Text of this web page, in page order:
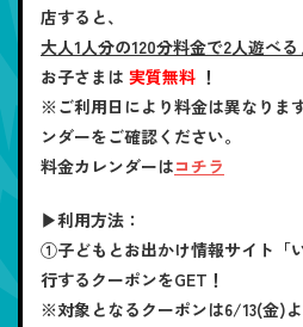
店すると、
大人1人分の120分料金で2人遊べ
お子さまは 実質無料 ！
※ご利用日により料金は異なりま
ンダーをご確認ください。
料金カレンダーはコチラ
▶利用方法：
①子どもとお出かけ情報サイト「
行するクーポンをGET！
※対象となるクーポンは6/13(金)よ